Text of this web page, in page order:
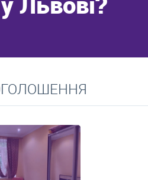
оренду квартир, особняків,
кімнат